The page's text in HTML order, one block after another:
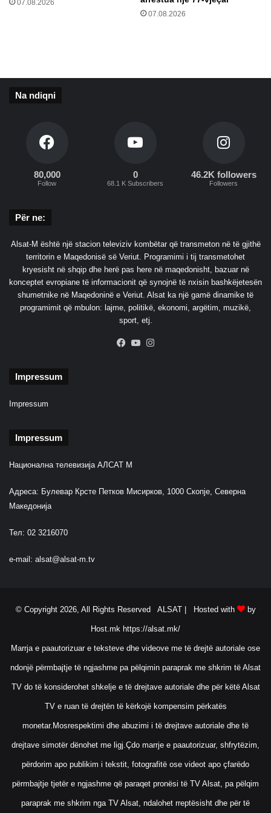
07.08.2026
07.08.2026
Na ndiqni
80,000
Follow
0
68.1 K Subscribers
46.2K followers
Followers
Për ne:
Alsat-M është një stacion televiziv kombëtar që transmeton në të gjithë
territorin e Maqedonisë së Veriut. Programimi i tij transmetohet
kryesisht në shqip dhe herë pas here në maqedonisht, bazuar në
konceptet evropiane të informacionit që synojnë të nxisin bashkëjetesën
shumetnike në Maqedoninë e Veriut. Alsat ka një gamë dinamike të
programimit që mbulon: lajme, politikë, ekonomi, argëtim, muzikë,
sport, etj.
Facebook
YouTube
Impressum
Impressum
Impressum
Национална телевизија АЛСАТ М
Адреса: Булевар Крсте Петков Мисирков, 1000 Скопје, Северна
Македонија
Тел: 02 3216070
e-mail: alsat@alsat-m.tv
© Copyright 2026, All Rights Reserved ALSAT | Hosted with by
Host.mk https://alsat.mk/
Marrja e paautorizuar e teksteve dhe videove me të drejtë autoriale ose
ndonjë përmbajtje të ngjashme pa pëlqimin paraprak me shkrim të Alsat
TV do të konsiderohet shkelje e të drejtave autoriale dhe për këtë Alsat
TV e ruan të drejtën të kërkojë kompensim përkatës
monetar.Mosrespektimi dhe abuzimi i të drejtave autoriale dhe të
drejtave simotër dënohet me ligj.Çdo marrje e paautorizuar, shfrytëzim,
përdorim apo publikim i tekstit, fotografitë ose videot apo çfarëdo
përmbajtje tjetër e ngjashme që paraqet pronësi të TV Alsat, pa pëlqim
paraprak me shkrim nga TV Alsat, ndalohet rreptësisht dhe për të